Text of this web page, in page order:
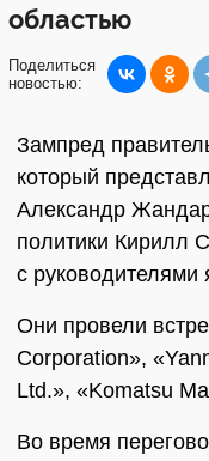
областью
Поделиться
новостью:
Зампред
который
Александр
политики Кирилл
с руководителями
Они провели
Corporation»,
Ltd.», «Komatsu
Во время